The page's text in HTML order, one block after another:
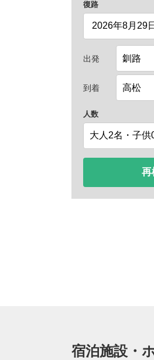
復路
出発
到着
人数
再
宿泊施設・